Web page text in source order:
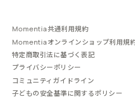
Momentia共通利用規約
Momentiaオンラインショップ利用規
特定商取引法に基づく表記
プライバシーポリシー
コミュニティガイドライン
子どもの安全基準に関するポリシー